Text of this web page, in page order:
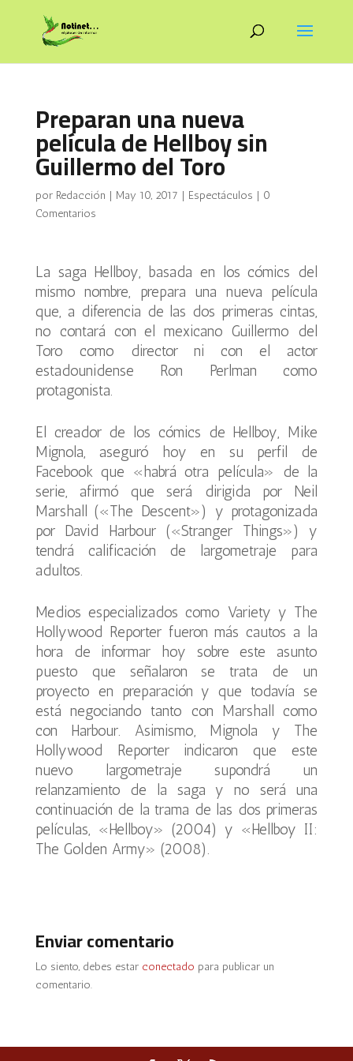
Preparan una nueva
película de Hellboy sin
Guillermo del Toro
por Redacción | May 10, 2017 | Espectáculos | 0
Comentarios
La saga Hellboy, basada en los cómics del
mismo nombre, prepara una nueva película
que, a diferencia de las dos primeras cintas,
no contará con el mexicano Guillermo del
Toro como director ni con el actor
estadounidense Ron Perlman como
protagonista.
El creador de los cómics de Hellboy, Mike
Mignola, aseguró hoy en su perfil de
Facebook que «habrá otra película» de la
serie, afirmó que será dirigida por Neil
Marshall («The Descent») y protagonizada
por David Harbour («Stranger Things») y
tendrá calificación de largometraje para
adultos.
Medios especializados como Variety y The
Hollywood Reporter fueron más cautos a la
hora de informar hoy sobre este asunto
puesto que señalaron se trata de un
proyecto en preparación y que todavía se
está negociando tanto con Marshall como
con Harbour. Asimismo, Mignola y The
Hollywood Reporter indicaron que este
nuevo largometraje supondrá un
relanzamiento de la saga y no será una
continuación de la trama de las dos primeras
películas, «Hellboy» (2004) y «Hellboy II:
The Golden Army» (2008).
Enviar comentario
Lo siento, debes estar conectado para publicar un
comentario.